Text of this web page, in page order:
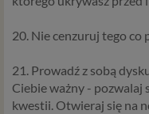
20. Nie cenzuruj tego co
21. Prowadź z sobą
Ciebie ważny - pozwalaj
kwestii. Otwieraj się na
prawnej. RODO
przypadkach
zasady trzy z nich: